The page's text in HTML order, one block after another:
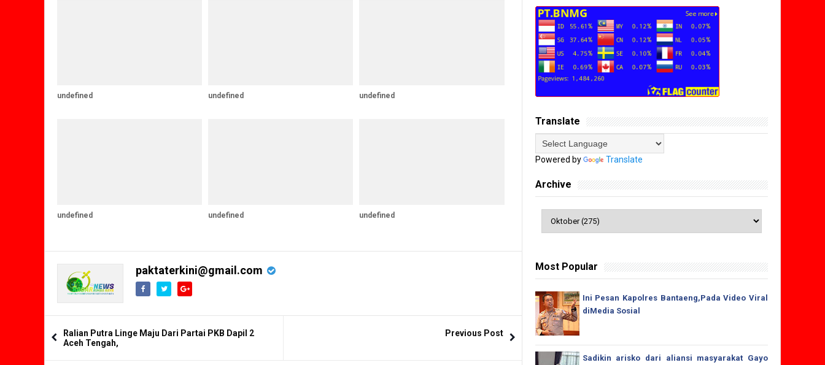
undefined undefined undefined
undefined undefined undefined
paktaterkini@gmail.com
Ralian Putra Linge Maju Dari Partai PKB Dapil 2
Aceh Tengah,
Previous Post
Translate
Powered by Translate
Archive
Most Popular
Ini Pesan Kapolres Bantaeng,Pada Video Viral
diMedia Sosial
Sadikin arisko dari aliansi masyarakat Gayo